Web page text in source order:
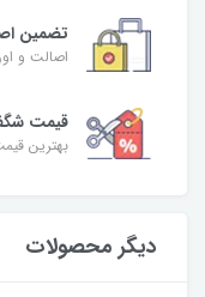
تضمین
اصالت و
قیمت
بهترین
دیگر محصولات